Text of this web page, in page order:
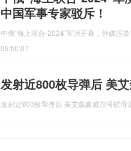
中国军事专家驳斥！
中俄“海上联合-2024”军演开幕，外媒渲
09:50:07
发射近800枚导弹后 美
发射近800枚导弹后 美艾森豪威尔号航母